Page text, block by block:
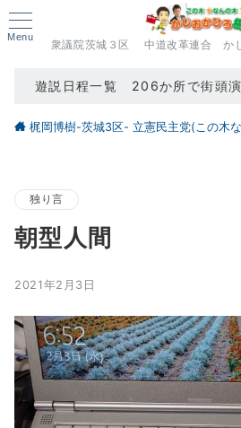
Menu
衆議院茨城３区 中道改革連合 か
遊説日程一覧 206か所で街頭演
梶岡博樹-茨城3区- 立憲民主党(この木
独り言
朝型人間
2021年2月3日